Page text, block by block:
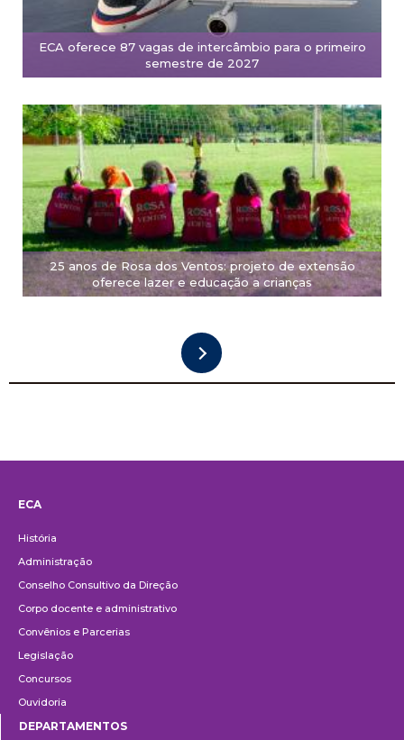
ECA oferece 87 vagas de intercâmbio para o primeiro
semestre de 2027
25 anos de Rosa dos Ventos: projeto de extensão
oferece lazer e educação a crianças
ECA
História
Administração
Conselho Consultivo da Direção
Corpo docente e administrativo
Convênios e Parcerias
Legislação
Concursos
Ouvidoria
DEPARTAMENTOS